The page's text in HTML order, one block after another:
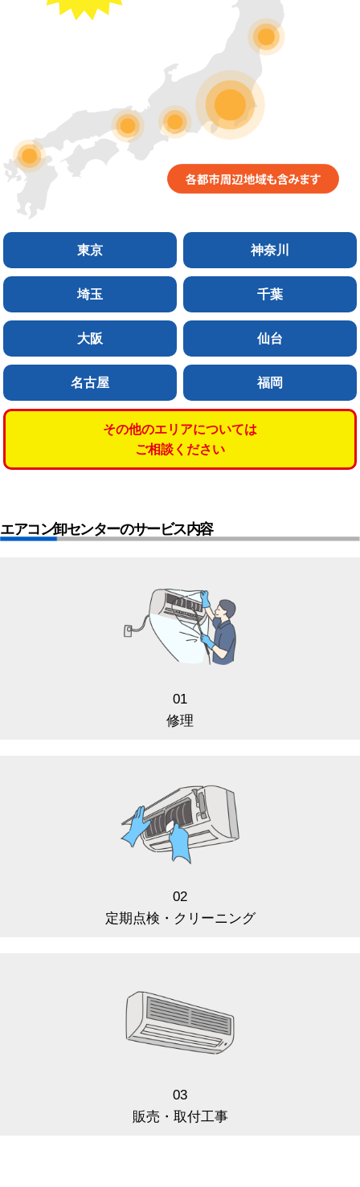
東京 神奈川
埼玉 千葉
大阪 仙台
名古屋 福岡
その他のエリアについては
ご相談ください
エアコン卸センターのサービス内容
01
修理
02
定期点検・クリーニング
03
販売・取付工事